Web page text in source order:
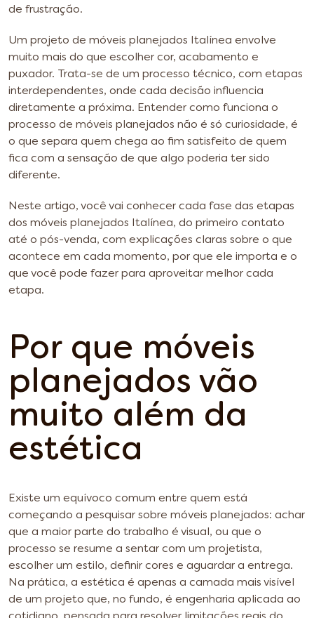
de frustração.
Um projeto de móveis planejados Italínea envolve
muito mais do que escolher cor, acabamento e
puxador. Trata-se de um processo técnico, com etapas
interdependentes, onde cada decisão influencia
diretamente a próxima. Entender como funciona o
processo de móveis planejados não é só curiosidade, é
o que separa quem chega ao fim satisfeito de quem
fica com a sensação de que algo poderia ter sido
diferente.
Neste artigo, você vai conhecer cada fase das etapas
dos móveis planejados Italínea, do primeiro contato
até o pós-venda, com explicações claras sobre o que
acontece em cada momento, por que ele importa e o
que você pode fazer para aproveitar melhor cada
etapa.
Por que móveis
planejados vão
muito além da
estética
Existe um equívoco comum entre quem está
começando a pesquisar sobre móveis planejados: achar
que a maior parte do trabalho é visual, ou que o
processo se resume a sentar com um projetista,
escolher um estilo, definir cores e aguardar a entrega.
Na prática, a estética é apenas a camada mais visível
de um projeto que, no fundo, é engenharia aplicada ao